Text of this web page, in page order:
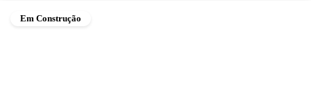
Em Construção